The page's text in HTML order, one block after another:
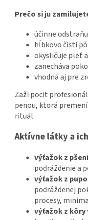
Prečo si ju
účinne
hĺbkovo čistí
okysličuje pleť
zanecháva
vhodná aj pre
Zaži pocit
penou, ktorá
rituál.
Aktívne látky a
výťažok z
podráždenie a
výťažok z
podráždenej
procesy,
výťažok z kôry